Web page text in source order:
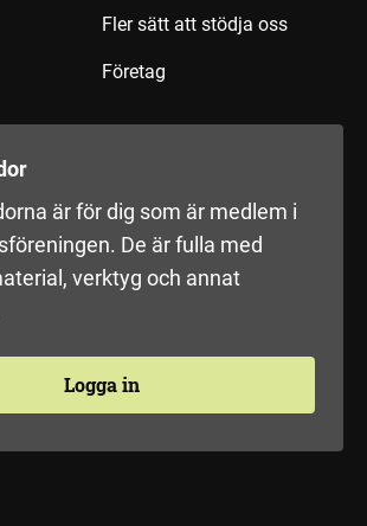
Fler sätt att stödja oss
Företag
är för dig som är medlem i
De är fulla med
verktyg och annat
Logga in